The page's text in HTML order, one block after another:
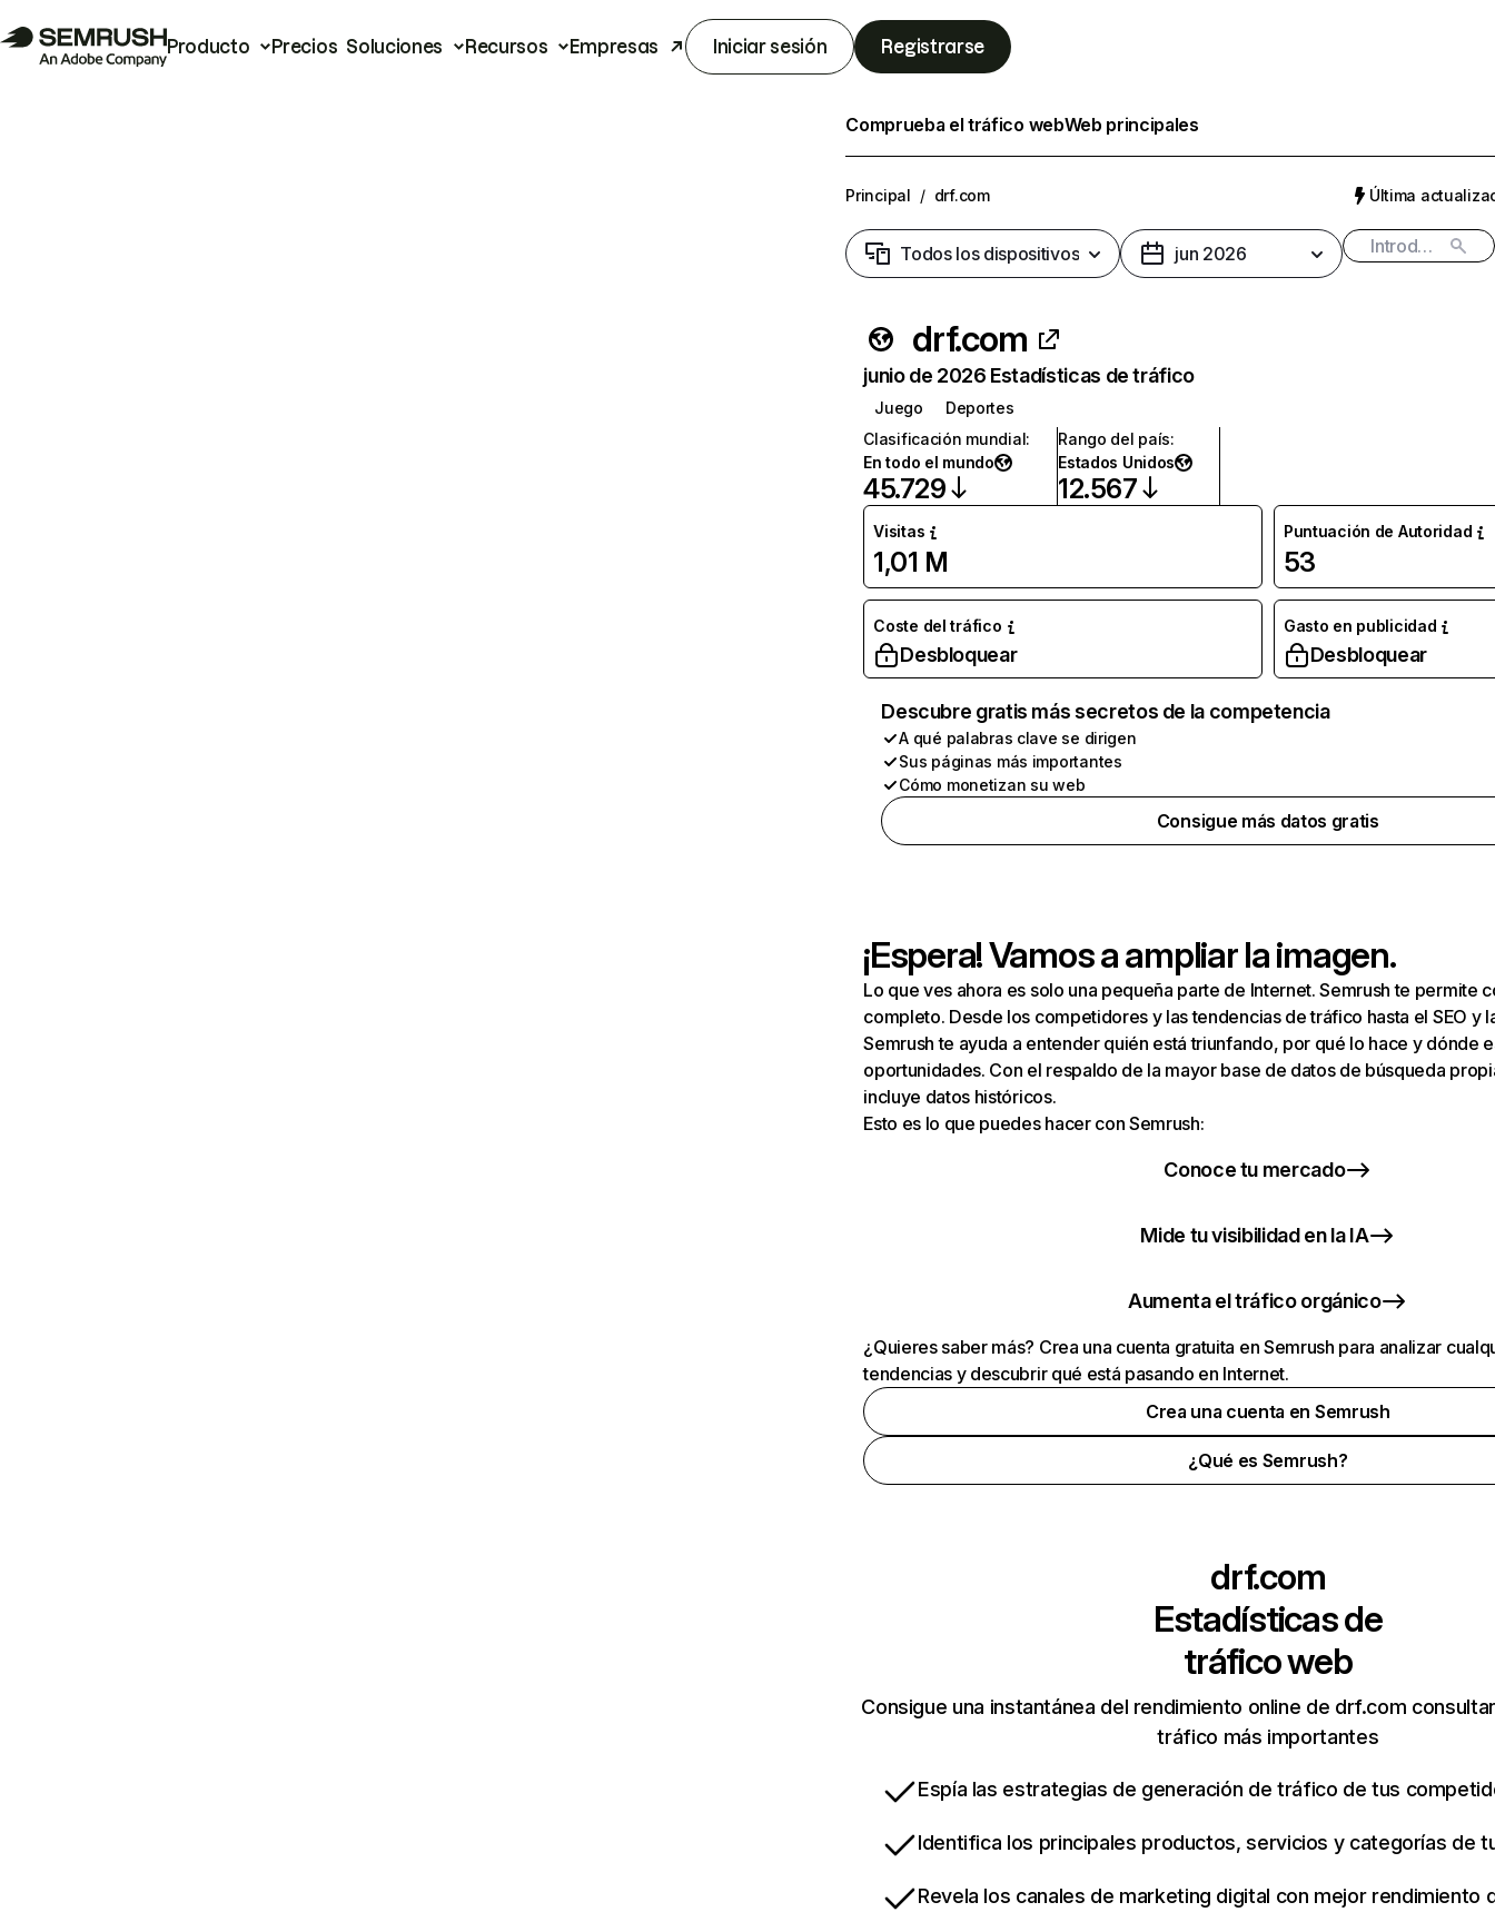
Producto Precios Soluciones Recursos Empresas Iniciar sesión Registrarse
Comprueba el tráfico webWeb principales
Principal / drf.com Última
Todos los dispositivos jun 2026
drf.com
junio de 2026 Estadísticas de tráfico
Juego
Deportes
Clasificación mundial:
En todo el mundo
45.729
Rango del país:
Estados Unidos
12.567
Visitas
1,01 M
Puntuación de Autoridad
53
Coste del tráfico
Desbloquear
Gasto en publicidad
Desbloquear
Descubre gratis más secretos de la competencia
A qué palabras clave se dirigen
Sus páginas más importantes
Cómo monetizan su web
Consigue más datos gratis
¡Espera! Vamos a ampliar la imagen.
Lo que ves ahora es solo una pequeña parte de Internet. Semrush te permite
completo. Desde los competidores y las tendencias de tráfico hasta el SEO y
Semrush te ayuda a entender quién está triunfando, por qué lo hace y dónde
oportunidades. Con el respaldo de la mayor base de datos de búsqueda
incluye datos históricos.
Esto es lo que puedes hacer con Semrush:
Conoce tu mercado
Mide tu visibilidad en la IA
Aumenta el tráfico orgánico
¿Quieres saber más? Crea una cuenta gratuita en Semrush para analizar
tendencias y descubrir qué está pasando en Internet.
Crea una cuenta en Semrush
¿Qué es Semrush?
drf.com
Estadísticas de
tráfico web
Consigue una instantánea del rendimiento online de drf.com
tráfico más importantes
Espía las estrategias de generación de tráfico de tus
Identifica los principales productos, servicios y categorías de
Revela los canales de marketing digital con mejor rendimiento